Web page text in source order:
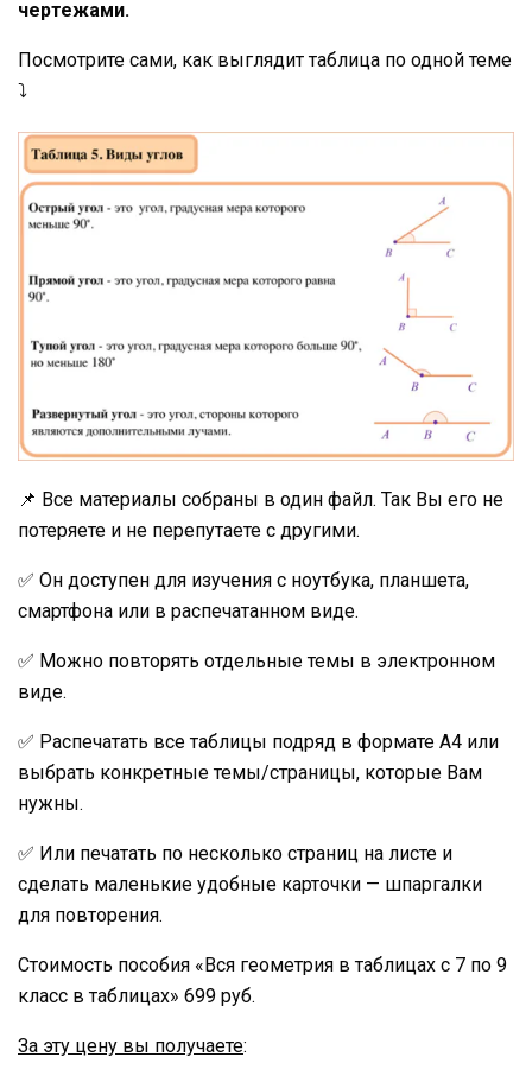
чертежами.
Посмотрите сами, как выглядит таблица по одной теме
⤵️
📌 Все материалы собраны в один файл. Так Вы его не
потеряете и не перепутаете с другими.
✅ Он доступен для изучения с ноутбука, планшета,
смартфона или в распечатанном виде.
✅ Можно повторять отдельные темы в электронном
виде.
✅ Распечатать все таблицы подряд в формате А4 или
выбрать конкретные темы/страницы, которые Вам
нужны.
✅ Или печатать по несколько страниц на листе и
сделать маленькие удобные карточки — шпаргалки
для повторения.
Стоимость пособия «Вся геометрия в таблицах с 7 по 9
класс в таблицах» 699 руб.
За эту цену вы получаете: